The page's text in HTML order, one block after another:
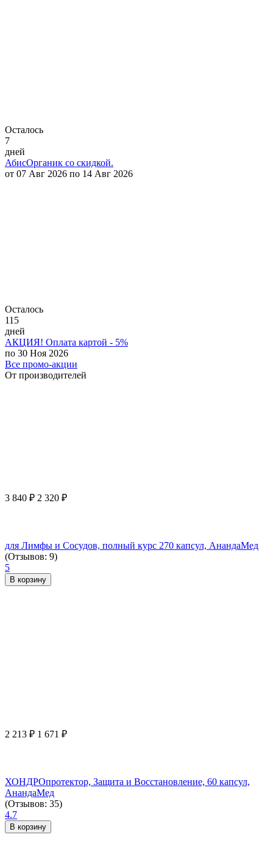
Осталось
7
дней
АбисОрганик со скидкой.
от 07 Авг 2026 по 14 Авг 2026
Осталось
115
дней
АКЦИЯ! Оплата картой - 5%
по 30 Ноя 2026
Все промо-акции
От производителей
3 840 ₽ 2 320 ₽
для Лимфы и Сосудов, полный курс 270 капсул, АнандаМед
(Отзывов: 9)
5
В корзину
2 213 ₽ 1 671 ₽
ХОНДРОпротектор, Защита и Восстановление, 60 капсул,
АнандаМед
(Отзывов: 35)
4.7
В корзину